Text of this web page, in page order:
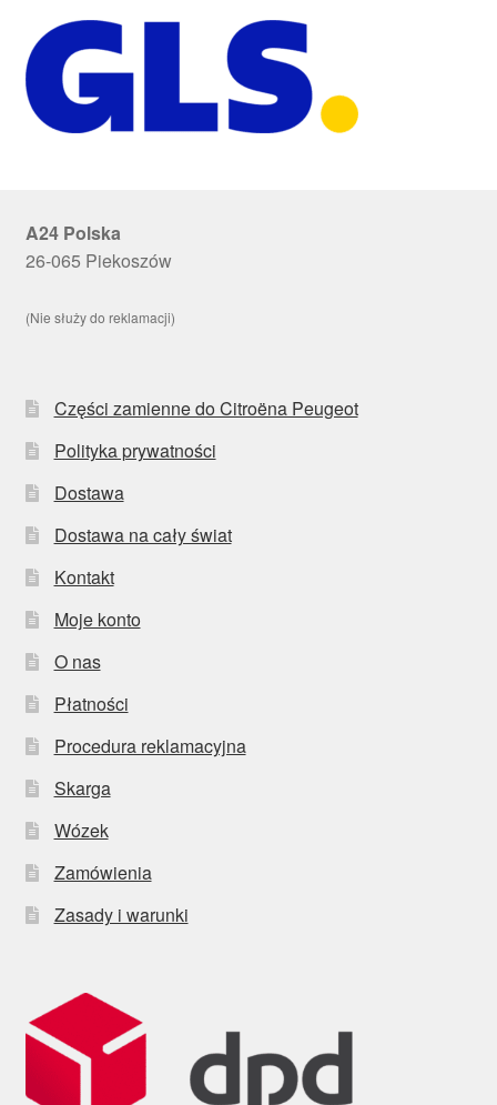
A24 Polska
26-065 Piekoszów
(Nie służy do reklamacji)
Części zamienne do Citroëna Peugeot
Polityka prywatności
Dostawa
Dostawa na cały świat
Kontakt
Moje konto
O nas
Płatności
Procedura reklamacyjna
Skarga
Wózek
Zamówienia
Zasady i warunki